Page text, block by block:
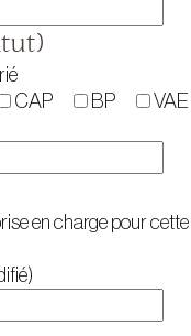
CAP BP
VAE
en charge pour cette